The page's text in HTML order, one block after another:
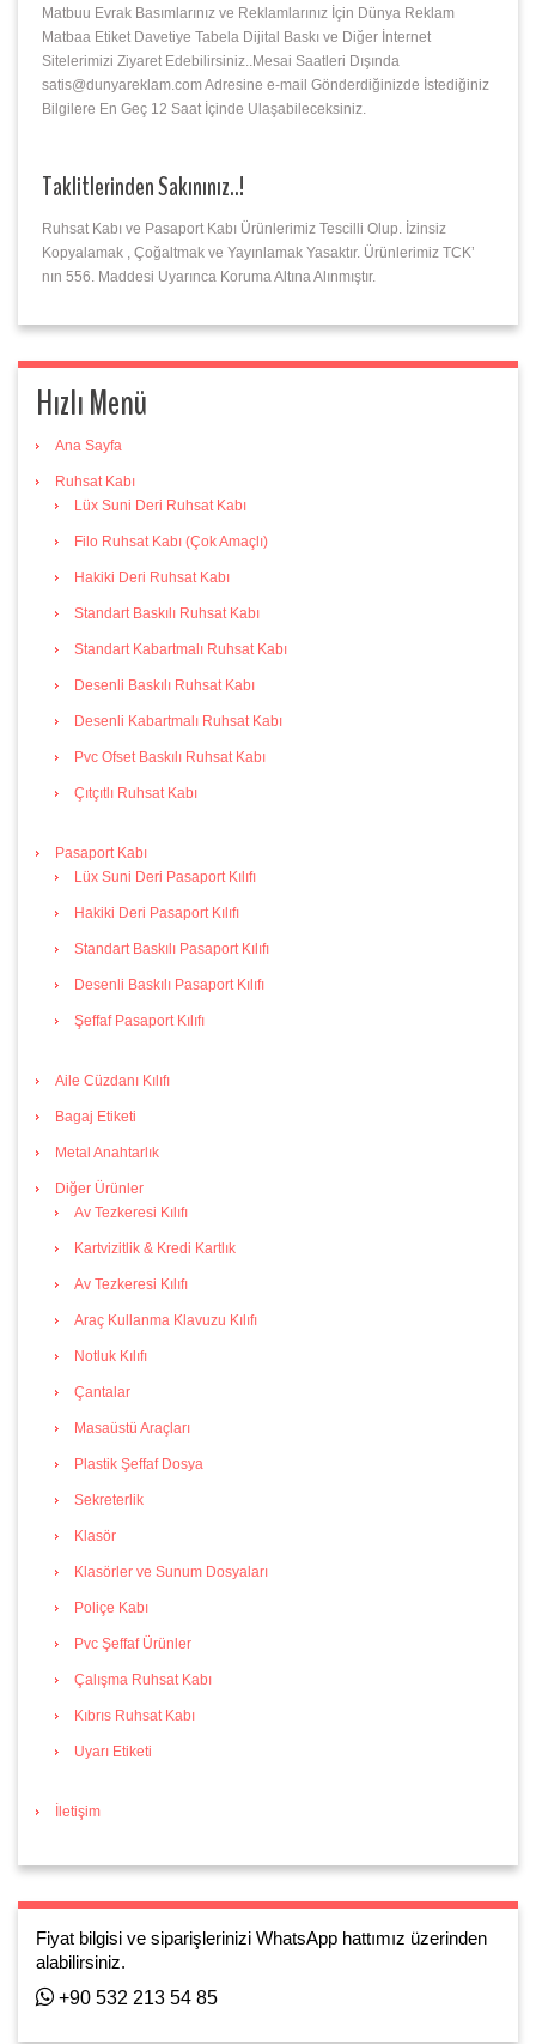
Matbuu Evrak Basımlarınız ve Reklamlarınız İçin Dünya Reklam
Matbaa Etiket Davetiye Tabela Dijital Baskı ve Diğer İnternet
Sitelerimizi Ziyaret Edebilirsiniz..Mesai Saatleri Dışında
satis@dunyareklam.com Adresine e-mail Gönderdiğinizde İstediğiniz
Bilgilere En Geç 12 Saat İçinde Ulaşabileceksiniz.
Taklitlerinden Sakınınız..!
Ruhsat Kabı ve Pasaport Kabı Ürünlerimiz Tescilli Olup. İzinsiz
Kopyalamak , Çoğaltmak ve Yayınlamak Yasaktır. Ürünlerimiz TCK’
nın 556. Maddesi Uyarınca Koruma Altına Alınmıştır.
Hızlı Menü
Ana Sayfa
Ruhsat Kabı
Lüx Suni Deri Ruhsat Kabı
Filo Ruhsat Kabı (Çok Amaçlı)
Hakiki Deri Ruhsat Kabı
Standart Baskılı Ruhsat Kabı
Standart Kabartmalı Ruhsat Kabı
Desenli Baskılı Ruhsat Kabı
Desenli Kabartmalı Ruhsat Kabı
Pvc Ofset Baskılı Ruhsat Kabı
Çıtçıtlı Ruhsat Kabı
Pasaport Kabı
Lüx Suni Deri Pasaport Kılıfı
Hakiki Deri Pasaport Kılıfı
Standart Baskılı Pasaport Kılıfı
Desenli Baskılı Pasaport Kılıfı
Şeffaf Pasaport Kılıfı
Aile Cüzdanı Kılıfı
Bagaj Etiketi
Metal Anahtarlık
Diğer Ürünler
Av Tezkeresi Kılıfı
Kartvizitlik & Kredi Kartlık
Av Tezkeresi Kılıfı
Araç Kullanma Klavuzu Kılıfı
Notluk Kılıfı
Çantalar
Masaüstü Araçları
Plastik Şeffaf Dosya
Sekreterlik
Klasör
Klasörler ve Sunum Dosyaları
Poliçe Kabı
Pvc Şeffaf Ürünler
Çalışma Ruhsat Kabı
Kıbrıs Ruhsat Kabı
Uyarı Etiketi
İletişim
Fiyat bilgisi ve siparişlerinizi WhatsApp hattımız üzerinden
alabilirsiniz.
+90 532 213 54 85